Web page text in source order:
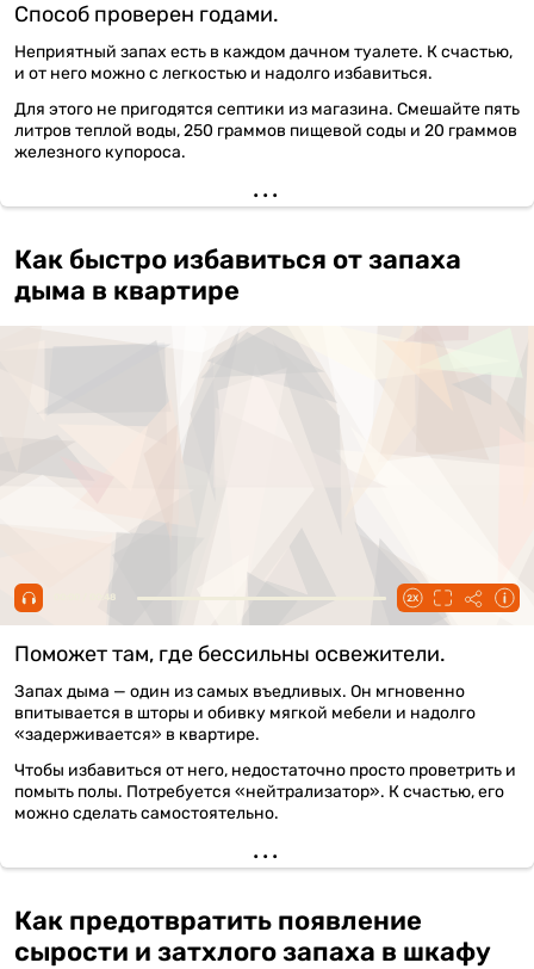
Способ проверен годами.
Неприятный запах есть в каждом дачном туалете. К счастью,
и от него можно с легкостью и надолго избавиться.
Для этого не пригодятся септики из магазина. Смешайте пять
литров теплой воды, 250 граммов пищевой соды и 20 граммов
железного купороса.
Как быстро избавиться от запаха
дыма в квартире
00:00 / 00:48
Поможет там, где бессильны освежители.
Запах дыма — один из самых въедливых. Он мгновенно
впитывается в шторы и обивку мягкой мебели и надолго
«задерживается» в квартире.
Чтобы избавиться от него, недостаточно просто проветрить и
помыть полы. Потребуется «нейтрализатор». К счастью, его
можно сделать самостоятельно.
Как предотвратить появление
сырости и затхлого запаха в шкафу